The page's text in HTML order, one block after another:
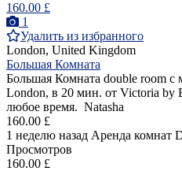
160.00 £
1
Удалить из избранного
London, United Kingdom
Большая Комната
Большая Комната double room с
London, в 20 мин. от Victoria by
любое время. Natasha
160.00 £
1 неделю назад Аренда комнат
Просмотров
160.00 £